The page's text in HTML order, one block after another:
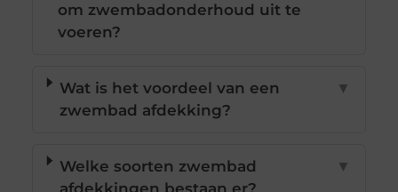
om zwembadonderhoud uit te
voeren?
Wat is het voordeel van een
zwembad afdekking?
▼
Welke soorten zwembad
▼